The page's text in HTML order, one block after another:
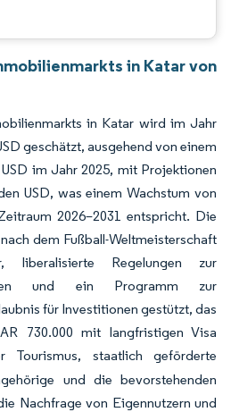
in Katar von
in Katar wird im Jahr
geschätzt, ausgehend von einem
im Jahr 2025, mit Projektionen
USD, was einem Wachstum von
2026–2031 entspricht. Die
dem Fußball-Weltmeisterschaft
liberalisierte Regelungen zur
und ein Programm zur
für Investitionen gestützt, das
730.000 mit langfristigen Visa
Tourismus, staatlich geförderte
und die bevorstehenden
Nachfrage von Eigennutzern und